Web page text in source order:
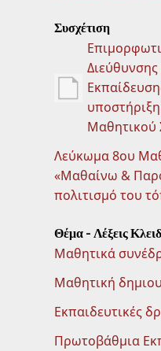
Συσχέτιση
Μαθητικού
Λεύκωμα 8ου
«Μαθαίνω &
πολιτισμό του
Θέμα - Λέξεις
Μαθητικά
Μαθητική
Εκπαιδευτικές
Πρωτοβάθμια